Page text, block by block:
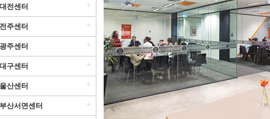
전센터 +
주센터 +
주센터 +
구센터 +
산센터 +
산서면센터 +